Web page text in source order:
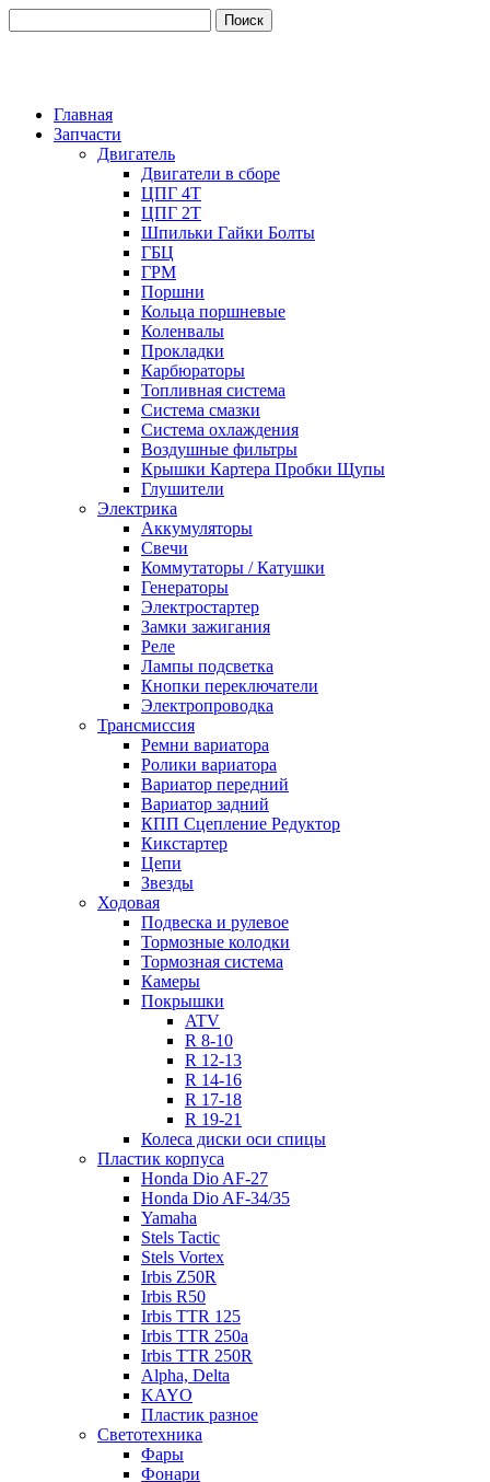
Главная
Запчасти
Двигатель
Двигатели в сборе
ЦПГ 4Т
ЦПГ 2Т
Шпильки Гайки Болты
ГБЦ
ГРМ
Поршни
Кольца поршневые
Коленвалы
Прокладки
Карбюраторы
Топливная система
Система смазки
Система охлаждения
Воздушные фильтры
Крышки Картера Пробки Щупы
Глушители
Электрика
Аккумуляторы
Свечи
Коммутаторы / Катушки
Генераторы
Электростартер
Замки зажигания
Реле
Лампы подсветка
Кнопки переключатели
Электропроводка
Трансмиссия
Ремни вариатора
Ролики вариатора
Вариатор передний
Вариатор задний
КПП Сцепление Редуктор
Кикстартер
Цепи
Звезды
Ходовая
Подвеска и рулевое
Тормозные колодки
Тормозная система
Камеры
Покрышки
ATV
R 8-10
R 12-13
R 14-16
R 17-18
R 19-21
Колеса диски оси спицы
Пластик корпуса
Honda Dio AF-27
Honda Dio AF-34/35
Yamaha
Stels Tactic
Stels Vortex
Irbis Z50R
Irbis R50
Irbis TTR 125
Irbis TTR 250a
Irbis TTR 250R
Alpha, Delta
KAYO
Пластик разное
Светотехника
Фары
Фонари